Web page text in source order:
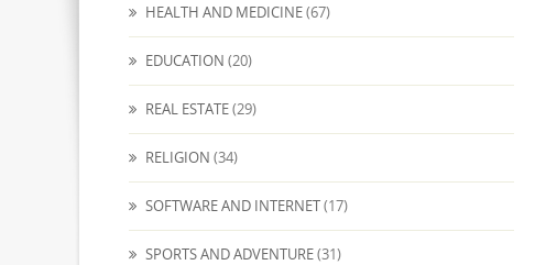
HEALTH AND MEDICINE(67)
EDUCATION (20)
REAL ESTATE(29)
RELIGION (34)
SOFTWARE AND INTERNET(17)
SPORTS AND ADVENTURE(31)